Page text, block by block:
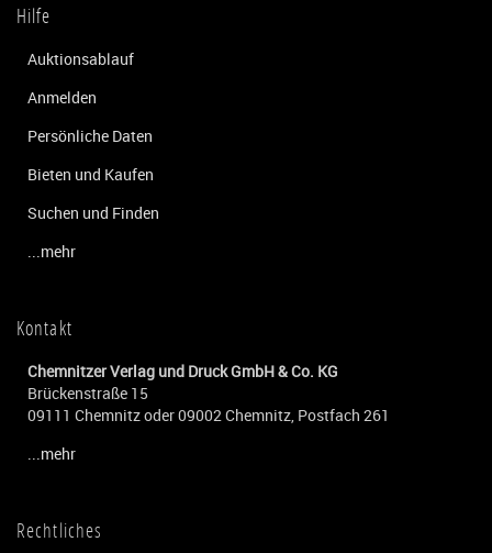
Hilfe
Auktionsablauf
Anmelden
Persönliche Daten
Bieten und Kaufen
Suchen und Finden
...mehr
Kontakt
Chemnitzer Verlag und Druck GmbH & Co. KG
Brückenstraße 15
09111 Chemnitz oder 09002 Chemnitz, Postfach 261
...mehr
Rechtliches